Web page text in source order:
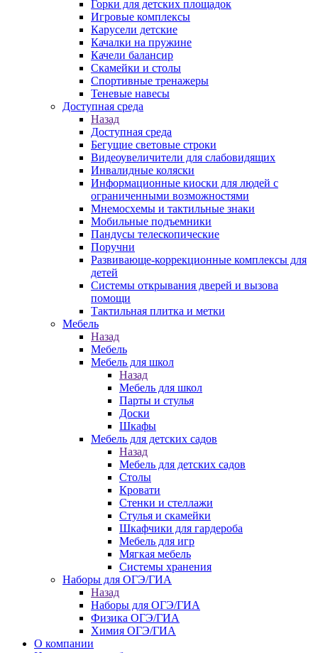
Горки для детских площадок
Игровые комплексы
Карусели детские
Качалки на пружине
Качели балансир
Скамейки и столы
Спортивные тренажеры
Теневые навесы
Доступная среда
Назад
Доступная среда
Бегущие световые строки
Видеоувеличители для слабовидящих
Инвалидные коляски
Информационные киоски для людей с
ограниченными возможностями
Мнемосхемы и тактильные знаки
Мобильные подъемники
Пандусы телескопические
Поручни
Развивающе-коррекционные комплексы для
детей
Системы открывания дверей и вызова
помощи
Тактильная плитка и метки
Мебель
Назад
Мебель
Мебель для школ
Назад
Мебель для школ
Парты и стулья
Доски
Шкафы
Мебель для детских садов
Назад
Мебель для детских садов
Столы
Кровати
Стенки и стеллажи
Стулья и скамейки
Шкафчики для гардероба
Мебель для игр
Мягкая мебель
Системы хранения
Наборы для ОГЭ/ГИА
Назад
Наборы для ОГЭ/ГИА
Физика ОГЭ/ГИА
Химия ОГЭ/ГИА
О компании